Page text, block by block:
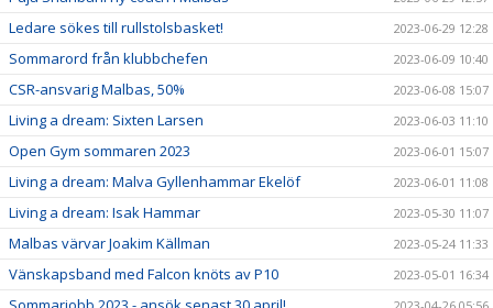
Ledare sökes till rullstolsbasket! 2023-06-29 12:28
Sommarord från klubbchefen 2023-06-09 10:40
CSR-ansvarig Malbas, 50% 2023-06-08 15:07
Living a dream: Sixten Larsen 2023-06-03 11:10
Open Gym sommaren 2023 2023-06-01 15:07
Living a dream: Malva Gyllenhammar Ekelöf 2023-06-01 11:08
Living a dream: Isak Hammar 2023-05-30 11:07
Malbas värvar Joakim Källman 2023-05-24 11:33
Vänskapsband med Falcon knöts av P10 2023-05-01 16:34
2023-04-26 05:56